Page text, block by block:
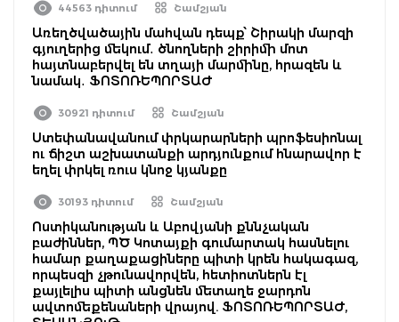
44563 դիտում Շամշյան
Առեղծվածային մահվան դեպք՝ Շիրակի մարզի
գյուղերից մեկում․ ծնողների շիրիմի մոտ
հայտնաբերվել են տղայի մարմինը, հրազեն և
նամակ․ ՖՈՏՈՌԵՊՈՐՏԱԺ
30921 դիտում Շամշյան
Ստեփանավանում փրկարարների պրոֆեսիոնալ
ու ճիշտ աշխատանքի արդյունքում հնարավոր է
եղել փրկել ռուս կնոջ կյանքը
30193 դիտում Շամշյան
Ոստիկանության և Աբովյանի քննչական
բաժիններ, ՊԾ Կոտայքի գումարտակ հասնելու
համար քաղաքացիները պիտի կրեն հակագազ,
որպեսզի չթունավորվեն, հետիոտներն էլ
քայլելիս պիտի անցնեն մետաղե ջարդոն
ավտոմեքենաների վրայով. ՖՈՏՈՌԵՊՈՐՏԱԺ,